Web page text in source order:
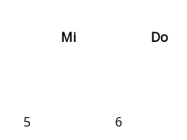
Mi Do
5 6